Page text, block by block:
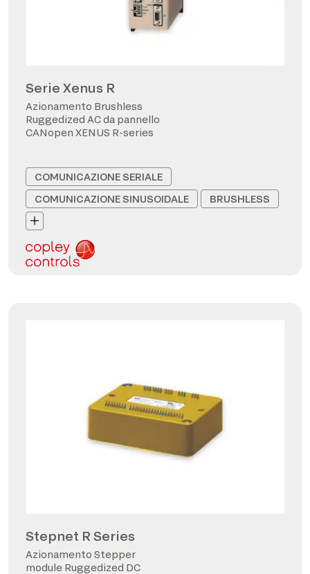
Serie Xenus R
Azionamento Brushless
Ruggedized AC da pannello
CANopen XENUS R-series
COMUNICAZIONE SERIALE
COMUNICAZIONE SINUSOIDALE
BRUSHLESS
Stepnet R Series
Azionamento Stepper
module Ruggedized DC